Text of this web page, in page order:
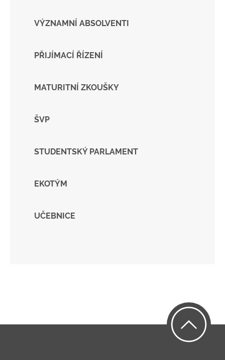
VÝZNAMNÍ ABSOLVENTI
PŘIJÍMACÍ ŘÍZENÍ
MATURITNÍ ZKOUŠKY
ŠVP
STUDENTSKÝ PARLAMENT
EKOTÝM
UČEBNICE